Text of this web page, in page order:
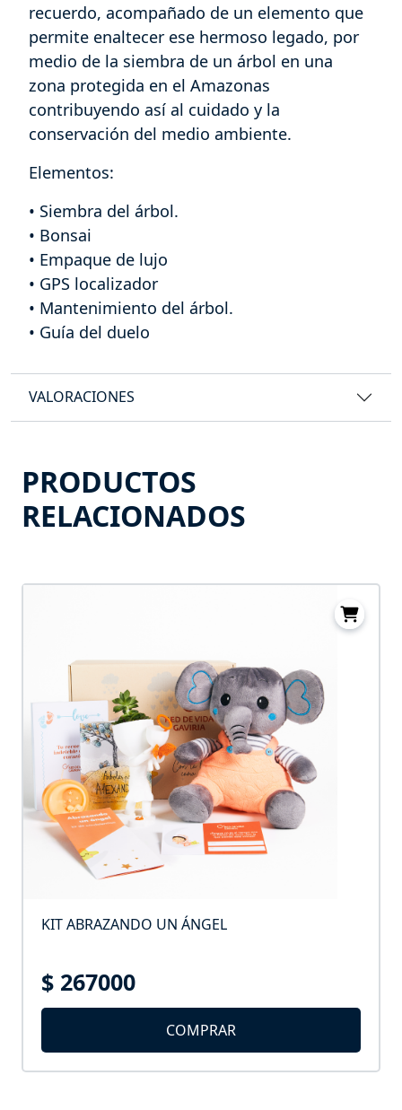
recuerdo, acompañado de un elemento que
permite enaltecer ese hermoso legado, por
medio de la siembra de un árbol en una
zona protegida en el Amazonas
contribuyendo así al cuidado y la
conservación del medio ambiente.
Elementos:
• Siembra del árbol.
• Bonsai
• Empaque de lujo
• GPS localizador
• Mantenimiento del árbol.
• Guía del duelo
VALORACIONES
PRODUCTOS
RELACIONADOS
KIT ABRAZANDO UN ÁNGEL
$ 267000
COMPRAR